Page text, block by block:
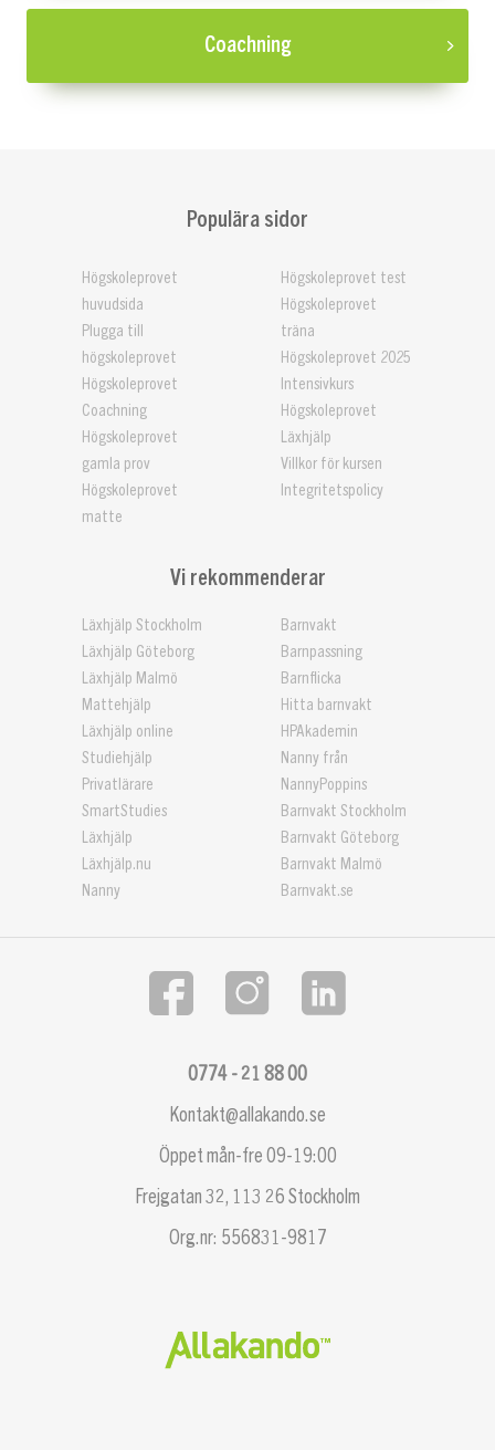
Coachning
Populära sidor
Högskoleprovet
huvudsida
Plugga till
högskoleprovet
Högskoleprovet
Coachning
Högskoleprovet
gamla prov
Högskoleprovet
matte
Högskoleprovet test
Högskoleprovet
träna
Högskoleprovet 2025
Intensivkurs
Högskoleprovet
Läxhjälp
Villkor för kursen
Integritetspolicy
Vi rekommenderar
Läxhjälp Stockholm
Läxhjälp Göteborg
Läxhjälp Malmö
Mattehjälp
Läxhjälp online
Studiehjälp
Privatlärare
SmartStudies
Läxhjälp
Läxhjälp.nu
Nanny
Barnvakt
Barnpassning
Barnflicka
Hitta barnvakt
HPAkademin
Nanny från
NannyPoppins
Barnvakt Stockholm
Barnvakt Göteborg
Barnvakt Malmö
Barnvakt.se
Kontakt@allakando.se
0774 - 21 88 00
Öppet mån-fre 09-19:00
Frejgatan 32, 113 26 Stockholm
Org.nr: 556831-9817